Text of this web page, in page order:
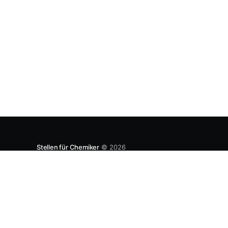
entwickeln. Diese Strategie ist von Toyota
Stellen für Chemiker © 2026